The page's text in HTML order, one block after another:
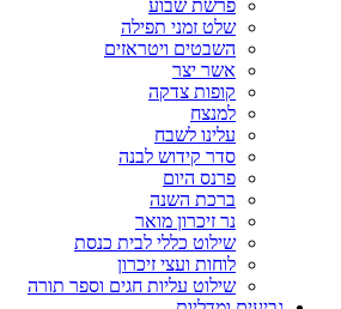
פרשת שבוע
שלט זמני תפילה
השבטים ויטראזים
אשר יצר
קופות צדקה
למנצח
עלינו לשבח
סדר קידוש לבנה
פרנס היום
ברכת השנה
נר זיכרון מואר
שילוט כללי לבית כנסת
לוחות ועצי זיכרון
שילוט עליות חגים וספר תורה